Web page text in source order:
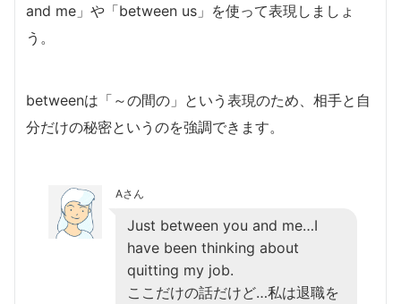
and me」や「between us」を使って表現しましょ
う。
betweenは「～の間の」という表現のため、相手と自
分だけの秘密というのを強調できます。
Aさん
Just between you and me…I
have been thinking about
quitting my job.
ここだけの話だけど…私は退職を